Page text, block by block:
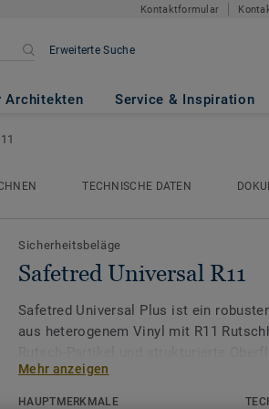
Kontaktformular
Erweiterte Suche
Architekten Service & Inspiration
TECHNISCHE DATEN
Sicherheitsbeläge
Safetred Universal R11
Safetred Universal Plus ist ein
aus heterogenem Vinyl mit R11
Sicherheit. Der Sicherheitsbodenbelag
und eignet sich ideal für feuchte und
Mehr anzeigen
HAUPTMERKMALE